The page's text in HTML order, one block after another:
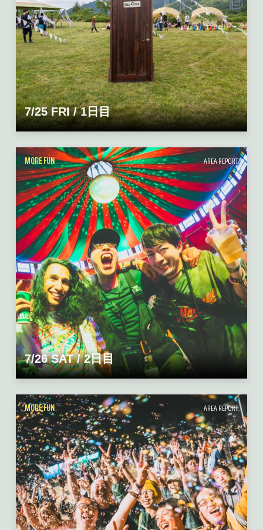
7/25 FRI / 1日目
MORE FUN AREA REPORT
7/26 SAT / 2日目
MORE FUN AREA REPORT